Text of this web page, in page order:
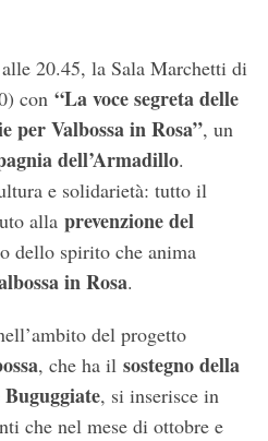
20.45, la Sala Marchetti di
con “La voce segreta delle
per Valbossa in Rosa”, un
dell’Armadillo.
e solidarietà: tutto il
alla prevenzione del
dello spirito che anima
in Rosa.
del progetto
, che ha il sostegno della
, si inserisce in
che nel mese di ottobre e